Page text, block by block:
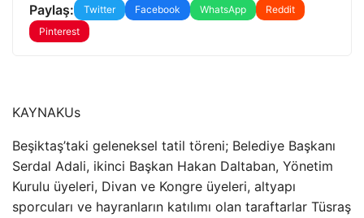
Paylaş: Twitter Facebook WhatsApp
Reddit
Pinterest
KAYNAKUs
Beşiktaş’taki geleneksel tatil töreni; Belediye Başkanı
Serdal Adali, ikinci Başkan Hakan Daltaban, Yönetim
Kurulu üyeleri, Divan ve Kongre üyeleri, altyapı
sporcuları ve hayranların katılımı olan taraftarlar Tüsraş